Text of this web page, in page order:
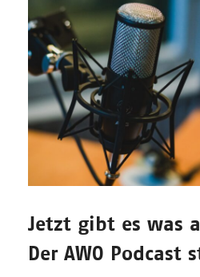
Jetzt gibt es was
Der AWO Podcast